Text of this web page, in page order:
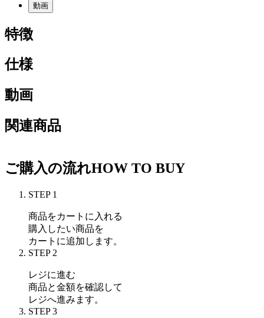
動画
特徴
仕様
動画
関連商品
ご購入の流れHOW TO BUY
STEP 1
商品をカートに入れる
購入したい商品を
カートに追加します。
STEP 2
レジに進む
商品と金額を確認して
レジへ進みます。
STEP 3